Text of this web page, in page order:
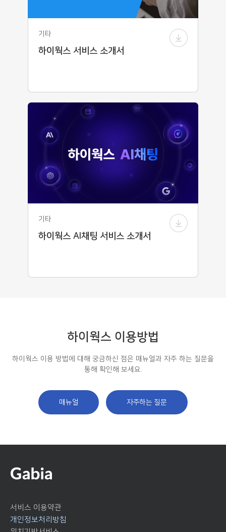
기타
하이웍스 서비스 소개서
기타
하이웍스 AI채팅 서비스 소개서
하이웍스 이용방법
하이웍스 이용 방법에 대해 궁금하신 점은 매뉴얼과 자주 하는 질문을
통해 확인해 보세요.
매뉴얼 자주하는 질문
서비스 이용약관
개인정보처리방침